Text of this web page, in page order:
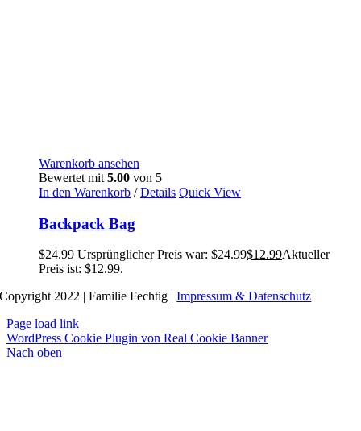
Warenkorb ansehen
Bewertet mit 5.00 von 5
In den Warenkorb / Details Quick View
Backpack Bag
$24.99 Ursprünglicher Preis war: $24.99$12.99Aktueller
Preis ist: $12.99.
Copyright 2022 | Familie Fechtig |Impressum & Datenschutz
Page load link
WordPress Cookie Plugin von Real Cookie Banner
Nach oben